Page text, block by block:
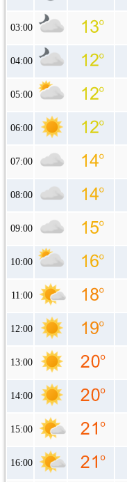
03:00
04:00
05:00
06:00
07:00
08:00
09:00
10:00
11:00
12:00
13:00
14:00
15:00
16:00